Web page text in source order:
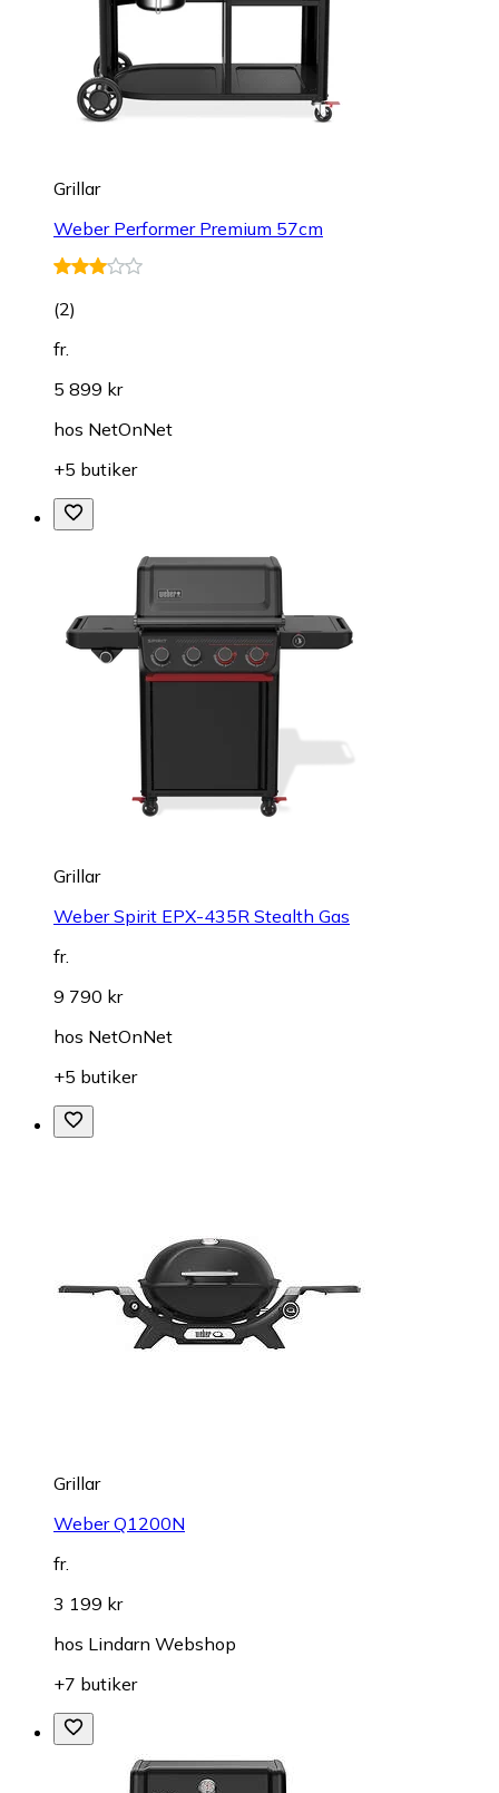
Grillar
Weber Performer Premium 57cm
(2)
fr.
5 899 kr
hos NetOnNet
+5 butiker
Grillar
Weber Spirit EPX-435R Stealth Gas
fr.
9 790 kr
hos NetOnNet
+5 butiker
Grillar
Weber Q1200N
fr.
3 199 kr
hos Lindarn Webshop
+7 butiker